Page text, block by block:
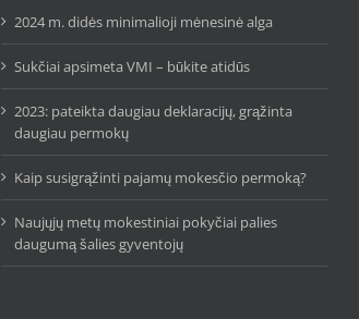
2024 m. didės minimalioji mėnesinė alga
Sukčiai apsimeta VMI – būkite atidūs
2023: pateikta daugiau deklaracijų, grąžinta
daugiau permokų
Kaip susigrąžinti pajamų mokesčio permoką?
Naujųjų metų mokestiniai pokyčiai palies
daugumą šalies gyventojų